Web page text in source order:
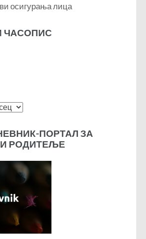
осигурања лица
ЧАСОПИС
ПОРТАЛ ЗА
РОДИТЕЉЕ